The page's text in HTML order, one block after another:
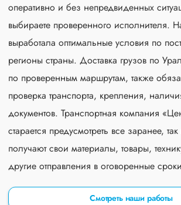
оперативно и без непредвиденных
выбираете проверенного исполнителя.
выработала оптимальные условия по
регионы страны. Доставка грузов по
по проверенным маршрутам, также
проверка транспорта, крепления,
документов. Транспортная компания
старается предусмотреть все заранее,
получают свои материалы, товары,
другие отправления в оговоренные
Смотреть наши работы